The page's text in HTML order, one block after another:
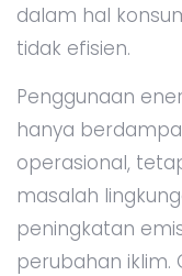
dalam hal
tidak efisien.
Penggunaan
hanya
operasional,
masalah
peningkatan
perubahan iklim.